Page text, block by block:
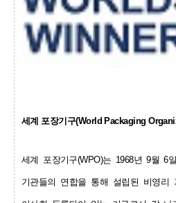
세계 포장기구(World Packaging
세계 포장기구(WPO)는 1968년 9월
기관들의 연합을 통해 설립된 비영리